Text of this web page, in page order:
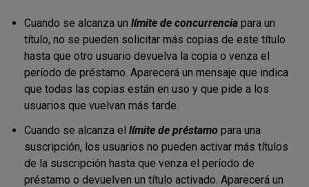
Cuando se alcanza un límite de concurrencia para un
título, no se pueden solicitar más copias de este título
hasta que otro usuario devuelva la copia o venza el
período de préstamo. Aparecerá un mensaje que indica
que todas las copias están en uso y que pide a los
usuarios que vuelvan más tarde.
Cuando se alcanza el límite de préstamo para una
suscripción, los usuarios no pueden activar más títulos
de la suscripción hasta que venza el período de
préstamo o devuelven un título activado. Aparecerá un